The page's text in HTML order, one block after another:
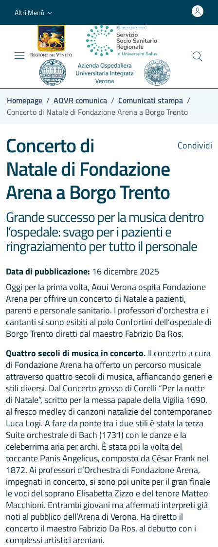
Altri Menù
Homepage / AOVR comunica / Comunicati stampa /
Concerto di Natale di Fondazione Arena a Borgo Trento
Condividi
Concerto di
Natale di Fondazione
Arena a Borgo Trento
Grande successo per la musica dentro
l’ospedale: svago per i pazienti e
ringraziamento per tutto il personale
Data di pubblicazione: 16 dicembre 2025
Oggi per la prima volta, Aoui Verona ospita Fondazione
Arena per offrire un concerto di Natale a pazienti,
parenti e personale sanitario. I professori d’orchestra e i
cantanti si sono esibiti al polo Confortini dell’ospedale di
Borgo Trento diretti dal maestro Fabrizio Da Ros.
Quattro secoli di musica in concerto. Il concerto a cura
di Fondazione Arena ha offerto un percorso musicale
attraverso quattro secoli di musica, affiancando generi e
stili diversi. Dal Concerto grosso di Corelli “Per la notte
di Natale”, scritto per la messa papale della Vigilia 1690,
al fresco medley di canzoni natalizie del contemporaneo
Luca Logi. A fare da ponte tra i due stili è stata la terza
Suite orchestrale di Bach (1731) con le danze e la
celeberrima aria per archi. È stata poi la volta del
toccante Panis Angelicus, composto da César Frank nel
1872. Ai professori d’Orchestra di Fondazione Arena,
impegnati in concerto, si sono poi unite per il gran finale
le voci del soprano Elisabetta Zizzo e del tenore Matteo
Macchioni. Entrambi giovani ma affermati interpreti già
noti al pubblico dell’Arena di Verona. Ha diretto il
concerto il maestro Fabrizio Da Ros, al debutto con i
complessi artistici areniani.